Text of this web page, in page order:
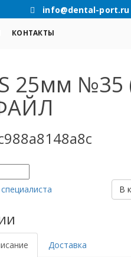
info@dental-port.ru
КОНТАКТЫ
25мм №35
В
Доставка